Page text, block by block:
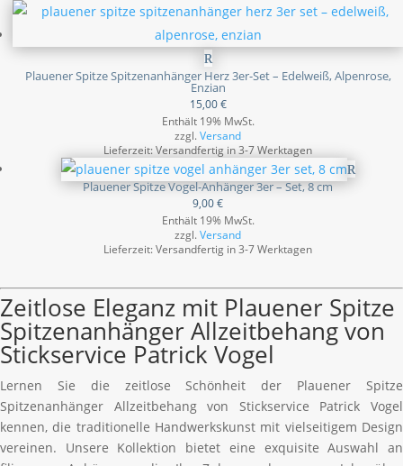
Plauener Spitze Spitzenanhänger Herz 3er-Set – Edelweiß, Alpenrose,
Enzian
15,00€
Enthält 19% MwSt.
zzgl.Versand
Lieferzeit: Versandfertig in 3-7 Werktagen
Plauener Spitze Vogel-Anhänger 3er – Set, 8 cm
9,00€
Enthält 19% MwSt.
zzgl.Versand
Lieferzeit: Versandfertig in 3-7 Werktagen
Zeitlose Eleganz mit Plauener Spitze
Spitzenanhänger Allzeitbehang von
Stickservice Patrick Vogel
Lernen Sie die zeitlose Schönheit der Plauener Spitze
Spitzenanhänger Allzeitbehang von Stickservice Patrick Vogel
kennen, die traditionelle Handwerkskunst mit vielseitigem Design
vereinen. Unsere Kollektion bietet eine exquisite Auswahl an